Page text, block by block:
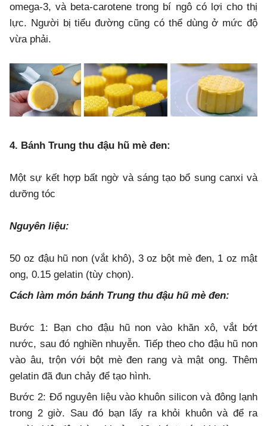
omega-3, và beta-carotene trong bí ngô có lợi cho thị
lực. Người bị tiểu đường cũng có thể dùng ở mức độ
vừa phải.
4. Bánh Trung thu đậu hũ mè đen:
Một sự kết hợp bất ngờ và sáng tạo bổ sung canxi và
dưỡng tóc
Nguyên liệu:
50 oz đậu hũ non (vắt khô), 3 oz bột mè đen, 1 oz mật
ong, 0.15 gelatin (tùy chọn).
Cách làm món bánh Trung thu đậu hũ mè đen:
Bước 1: Bạn cho đậu hũ non vào khăn xô, vắt bớt
nước, sau đó nghiền nhuyễn. Tiếp theo cho đậu hũ non
vào âu, trộn với bột mè đen rang và mật ong. Thêm
gelatin đã đun chảy để tạo hình.
Bước 2: Đổ nguyên liệu vào khuôn silicon và đông lạnh
trong 2 giờ. Sau đó bạn lấy ra khỏi khuôn và để ra